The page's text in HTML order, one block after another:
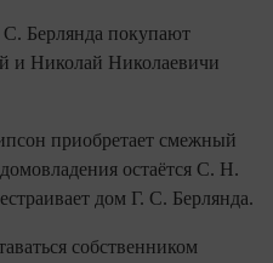
Берлянда покупают
и Николай Николаевичи
приобретает смежный
остаётся С. Н.
дом Г. С. Берлянда.
собственником